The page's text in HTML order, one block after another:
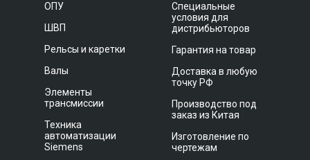
ОПУ
ШВП
Рельсы и каретки
Валы
Элементы
трансмиссии
Техника
автоматизации
Siemens
Специальные
условия для
дистрибьюторов
Гарантия на товар
Доставка в любую
точку РФ
Производство под
заказ из Китая
Изготовление по
чертежам